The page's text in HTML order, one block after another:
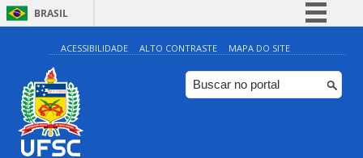
BRASIL
Simplifique!
Comunica BR
Participe
ACESSIBILIDADE ALTO CONTRASTE MAPA DO SITE